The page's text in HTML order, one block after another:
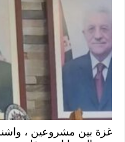
غزة بين مشروعين ،